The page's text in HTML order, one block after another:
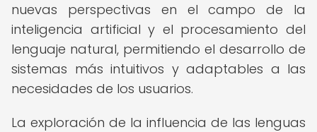
nuevas perspectivas en el campo de la
inteligencia artificial y el procesamiento del
lenguaje natural, permitiendo el desarrollo de
sistemas más intuitivos y adaptables a las
necesidades de los usuarios.
La exploración de la influencia de las lenguas